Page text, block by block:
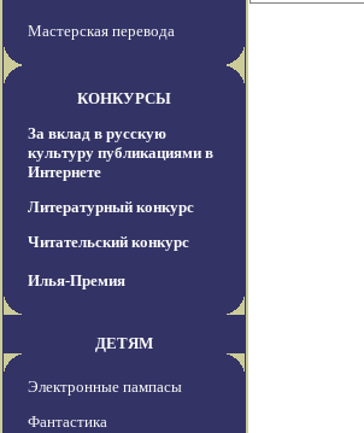
Мастерская перевода
КОНКУРСЫ
За вклад в русскую
культуру публикациями в
Интернете
Литературный конкурс
Читательский конкурс
Илья-Премия
ДЕТЯМ
Электронные пампасы
Фантастика